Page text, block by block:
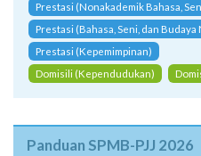
Prestasi (Nonakademik Bahasa,
Prestasi (Bahasa, Seni, dan
Prestasi (Kepemimpinan)
Domisili (Kependudukan)
Panduan SPMB-PJJ 2026